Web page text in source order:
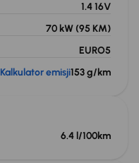
1.4 16V
70 kW (95 KM)
EURO5
Kalkulator emisji153 g/km
6.4 l/100km